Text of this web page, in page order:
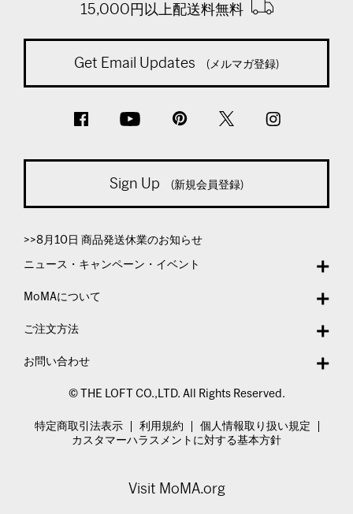
15,000円以上配送料無料
Get Email Updates (メルマガ登録)
Sign Up (新規会員登録)
>>8月10日 商品発送休業のお知らせ
ニュース・キャンペーン・イベント
MoMAについて
ご注文方法
お問い合わせ
© THE LOFT CO.,LTD. All Rights Reserved.
特定商取引法表示 利用規約
個人情報取り扱い規定
カスタマーハラスメントに対する基本方針
Visit MoMA.org